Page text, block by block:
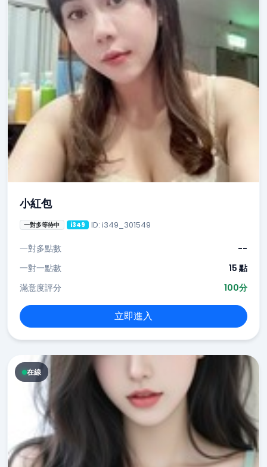
小紅包
一對多等待中 i349 ID: i349_301549
一對多點數
--
一對一點數
15 點
滿意度評分
100分
立即進入
在線